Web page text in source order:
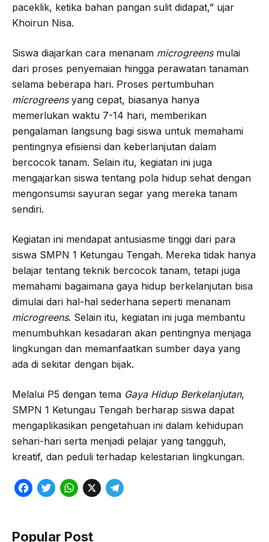
paceklik, ketika bahan pangan sulit didapat,” ujar
Khoirun Nisa.
Siswa diajarkan cara menanam microgreensmulai
dari proses penyemaian hingga perawatan tanaman
selama beberapa hari. Proses pertumbuhan
microgreensyang cepat, biasanya hanya
memerlukan waktu 7-14 hari, memberikan
pengalaman langsung bagi siswa untuk memahami
pentingnya efisiensi dan keberlanjutan dalam
bercocok tanam. Selain itu, kegiatan ini juga
mengajarkan siswa tentang pola hidup sehat dengan
mengonsumsi sayuran segar yang mereka tanam
sendiri.
Kegiatan ini mendapat antusiasme tinggi dari para
siswa SMPN 1 Ketungau Tengah. Mereka tidak hanya
belajar tentang teknik bercocok tanam, tetapi juga
memahami bagaimana gaya hidup berkelanjutan bisa
dimulai dari hal-hal sederhana seperti menanam
microgreens. Selain itu, kegiatan ini juga membantu
menumbuhkan kesadaran akan pentingnya menjaga
lingkungan dan memanfaatkan sumber daya yang
ada di sekitar dengan bijak.
Melalui P5 dengan tema Gaya Hidup Berkelanjutan,
SMPN 1 Ketungau Tengah berharap siswa dapat
mengaplikasikan pengetahuan ini dalam kehidupan
sehari-hari serta menjadi pelajar yang tangguh,
kreatif, dan peduli terhadap kelestarian lingkungan.
F
T
W
X
T
Popular Post